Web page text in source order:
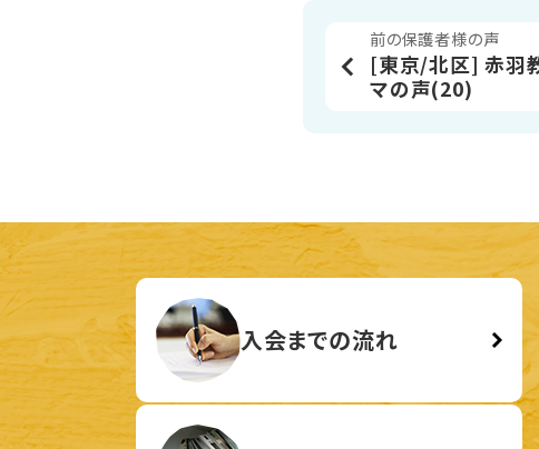
前の保護者様の声
[東京/北区] 赤羽
マの声(20)
入会までの流れ